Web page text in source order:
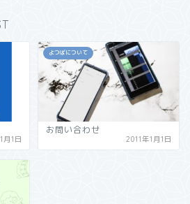
月1日
よつばについて
お問い合わせ
2011年1月1日